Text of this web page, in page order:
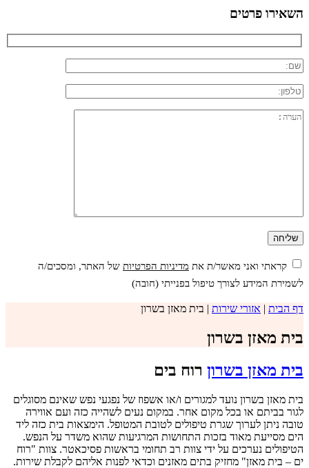
השאירו פרטים
קראתי ואני מאשר/ת את מדיניות הפרטיות של האתר, ומסכים/ה
לשמירת המידע לצורך טיפול בפנייתי (חובה)
דף הבית | אזורי שירות | בית מאזן בשרון
בית מאזן בשרון
בית מאזן בשרון רוח בים
בית מאזן בשרון נועד למגורים ו/או אשפוז של נפגעי נפש שאינם מסוגלים
לגור בביתם או בכל מקום אחר. במקום נעים לשהייה כזה ועם אווירה
טובה ניתן לערוך שגרת טיפולים לטובת המטופל. הימצאות בית כזה ליד
הים מסייעת מאוד בזכות התחושות המרגיעות שהוא משדר על הנפש.
הטיפולים נערכים על ידי צוות רב תחומי בראשות פסיכאטר. צוות "רוח
ים – בית מאזן" מחזיק בתים מאזנים וכדאי לפנות אליהם לקבלת שירות.